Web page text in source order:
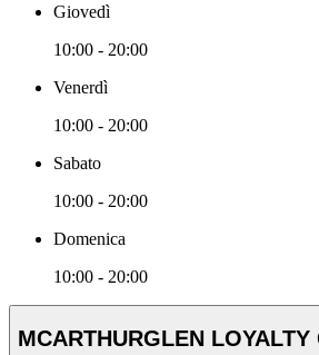
Giovedì
10:00 - 20:00
Venerdì
10:00 - 20:00
Sabato
10:00 - 20:00
Domenica
10:00 - 20:00
MCARTHURGLEN LOYALTY